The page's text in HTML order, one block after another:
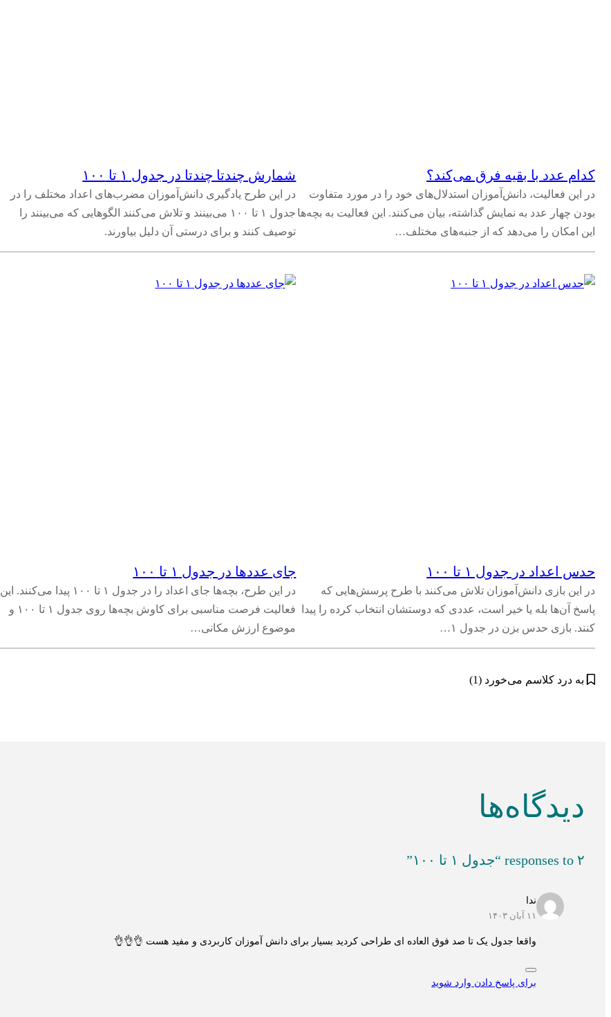
کدام عدد با بقیه فرق می‌کند؟
در این فعالیت، دانش‌آموزان استدلال‌های خود را در مورد متفاوت
بودن چهار عدد به نمایش گذاشته، بیان می‌کنند. این فعالیت به بچه‌ها
این امکان را می‌دهد که از جنبه‌های مختلف…
شمارش چندتا چندتا در جدول ۱ تا ۱۰۰
در این طرح یادگیری دانش‌آموزان مضرب‌های اعداد مختلف را در
جدول ۱ تا ۱۰۰ می‌بینند و تلاش می‌کنند الگوهایی که می‌بینند را
توصیف کنند و برای درستی آن دلیل بیاورند.
حدس اعداد در جدول ۱ تا ۱۰۰
در این بازی دانش‌آموزان تلاش می‌کنند با طرح پرسش‌هایی که
پاسخ آن‌ها بله یا خیر است، عددی که دوستشان انتخاب کرده را پیدا
کنند. بازی حدس بزن در جدول ۱…
جای عددها در جدول ۱ تا ۱۰۰
در این طرح، بچه‌ها جای اعداد را در جدول ۱ تا ۱۰۰ پیدا می‌کنند. این
فعالیت فرصت مناسبی برای کاوش بچه‌ها روی جدول ۱ تا ۱۰۰ و
موضوع ارزش مکانی…
به درد کلاسم می‌خورد (1)
دیدگاه‌ها
۲ responses to “جدول ۱ تا ۱۰۰”
ندا
۱۱ آبان ۱۴۰۳
واقعا جدول یک تا صد فوق العاده ای طراحی کردید بسیار برای دانش آموزان کاربردی و مفید هست 👌👌👌
برای پاسخ دادن وارد شوید